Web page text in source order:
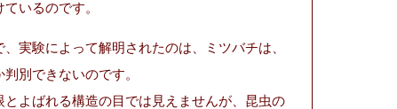
いるのです。
実験によって解明されたのは、ミツバチは、
別できないのです。
よばれる構造の目では見えませんが、昆虫の